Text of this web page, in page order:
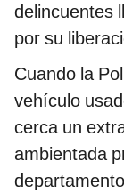
delincuentes
por su
Cuando la
vehículo
cerca un
ambientada